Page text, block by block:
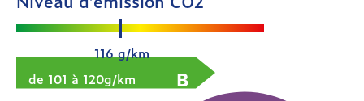
116 g/km
de 101 à 120g/km
B